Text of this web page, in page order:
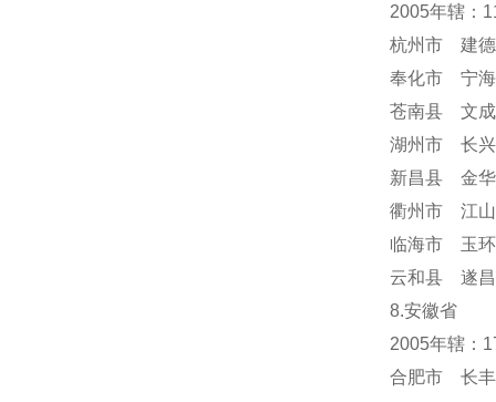
2005年辖：
杭州市 建
奉化市 宁
苍南县 文
湖州市 长
新昌县 金
衢州市 江
临海市 玉
云和县 遂
8.安徽省
2005年辖：
合肥市 长